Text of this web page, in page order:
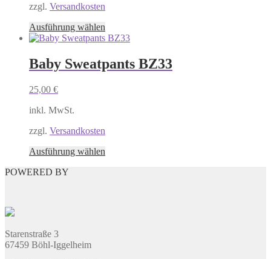
der
gewählt
werden
zzgl. Versandkosten
Ausführung wählen
Produkt
mehrere
Varianten
der
gewählt
Baby Sweatpants BZ33
25,00 €
inkl. MwSt.
zzgl. Versandkosten
Ausführung wählen
POWERED BY
Starenstraße 3
67459 Böhl-Iggelheim